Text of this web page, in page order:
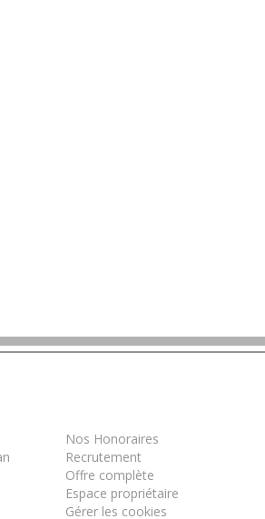
Nos Honoraires
Recrutement
Offre complète
Espace propriétaire
Gérer les cookies